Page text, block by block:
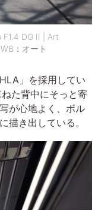
DG II | Art
：オート
」を採用してい
た背中にそっと寄
が心地よく、ボル
描き出している。